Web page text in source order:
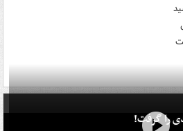
را گرفت!